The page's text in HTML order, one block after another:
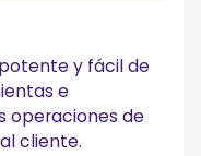
y fácil de
e
operaciones de
cliente.